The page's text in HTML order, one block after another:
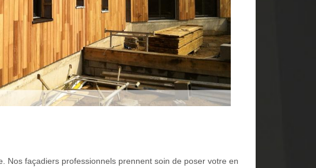
Nos façadiers professionnels prennent soin de poser votre en